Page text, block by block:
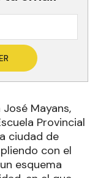
Mayans,
Provincial
ciudad de
con el
esquema